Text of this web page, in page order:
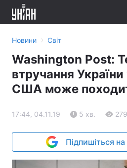
Новини › Світ
Washington Post:
втручання
США може
17:44, 04.11.19 5 хв.
Підпишіться